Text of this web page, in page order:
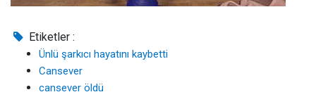
Etiketler :
Ünlü şarkıcı hayatını kaybetti
Cansever
cansever öldü